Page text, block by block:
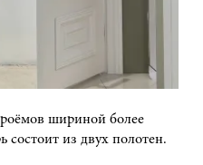
шириной более
состоит из двух полотен.